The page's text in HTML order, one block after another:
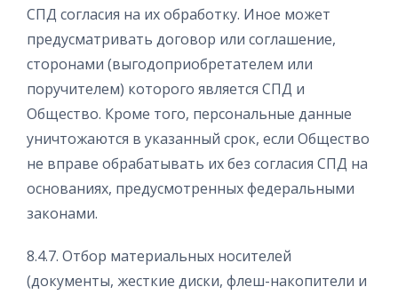
СПД согласия на их обработку. Иное может
предусматривать договор или соглашение,
сторонами (выгодоприобретателем или
поручителем) которого является СПД и
Общество. Кроме того, персональные данные
уничтожаются в указанный срок, если Общество
не вправе обрабатывать их без согласия СПД на
основаниях, предусмотренных федеральными
законами.
8.4.7. Отбор материальных носителей
(документы, жесткие диски, флеш-накопители и